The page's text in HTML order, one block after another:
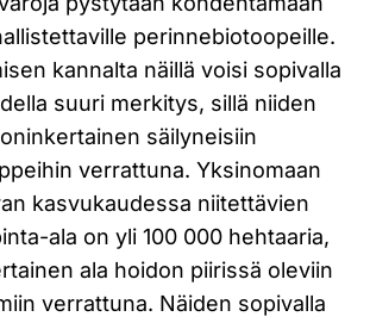
perinnebiotoopeille.
kannalta näillä voisi sopivalla
suuri merkitys, sillä niiden
säilyneisiin
verrattuna. Yksinomaan
kasvukaudessa niitettävien
ala on yli 100 000 hehtaaria,
ala hoidon piirissä oleviin
verrattuna. Näiden sopivalla